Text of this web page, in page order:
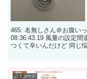
465: 名無しさん＠お腹いっぱい。
08:36:43.19 風量の設定間違ってないかってくらいにSAからの風がき
ロスガード